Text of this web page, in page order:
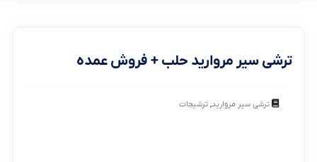
ترشی سیر مروارید حلب + فروش عمده
ترشی سیر مروارید,ترشیجات